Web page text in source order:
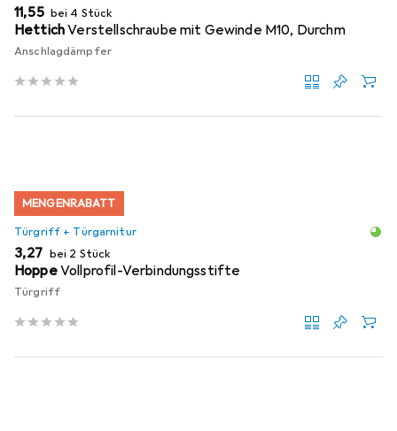
EUR
11,55 bei 4 Stück
HettichVerstellschraube mit Gewinde M10, Durchm
Anschlagdämpfer
MENGENRABATT
Türgriff + Türgarnitur
EUR
3,27 bei 2 Stück
HoppeVollprofil-Verbindungsstifte
Türgriff